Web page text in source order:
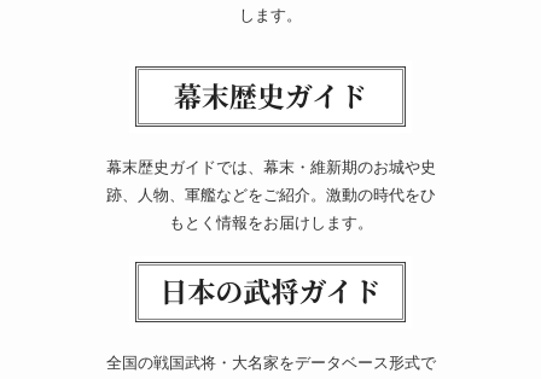
します。
幕末歴史ガイドでは、幕末・維新期のお城や史
跡、人物、軍艦などをご紹介。激動の時代をひ
もとく情報をお届けします。
全国の戦国武将・大名家をデータベース形式で